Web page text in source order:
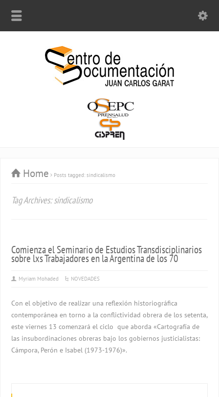
Home Posts tagged: sindicalismo
Tag Archives: sindicalismo
Comienza el Seminario de Estudios Transdisciplinarios
sobre lxs Trabajadores en la Argentina de los 70
Myriam Mohaded NOVEDADES
Con el objetivo de realizar una reflexión historiográfica
contemporánea en torno a la conflictividad obrera de los setenta,
este viernes 13 comenzará el ciclo que aborda «Cartografía de
las insubordinaciones obreras bajo los gobiernos justicialistas:
Cámpora, Perón e Isabel (1973-1976)».